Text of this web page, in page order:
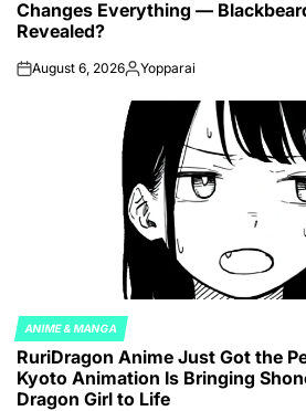
Changes Everything —
Revealed?
onAugust 6, 2026Posted
Yopparai
POSTED
IN
ANIME & MANGA
RuriDragon Anime Just Got the
Kyoto Animation Is Bringing
Dragon Girl to Life